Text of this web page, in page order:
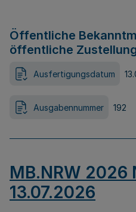
Öffentliche
öffentliche
Ausfertigungsdatum
Ausgabennummer 192
MB.NRW 2026
13.07.2026